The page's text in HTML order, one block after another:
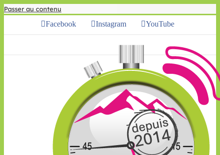
Passer au contenu
Facebook Instagram YouTube